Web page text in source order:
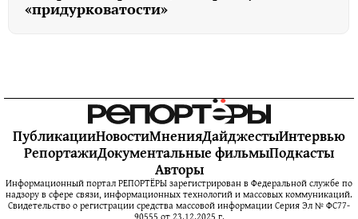
«придурковатости»
ПубликацииНовостиМненияДайджестыИнтервью
РепортажиДокументальные фильмыПодкасты
Авторы
Информационный портал РЕПОРТЁРЫ зарегистрирован в Федеральной службе по
надзору в сфере связи, информационных технологий и массовых коммуникаций.
Свидетельство о регистрации средства массовой информации Серия Эл № ФС77-
90555 от 23.12.2025 г.